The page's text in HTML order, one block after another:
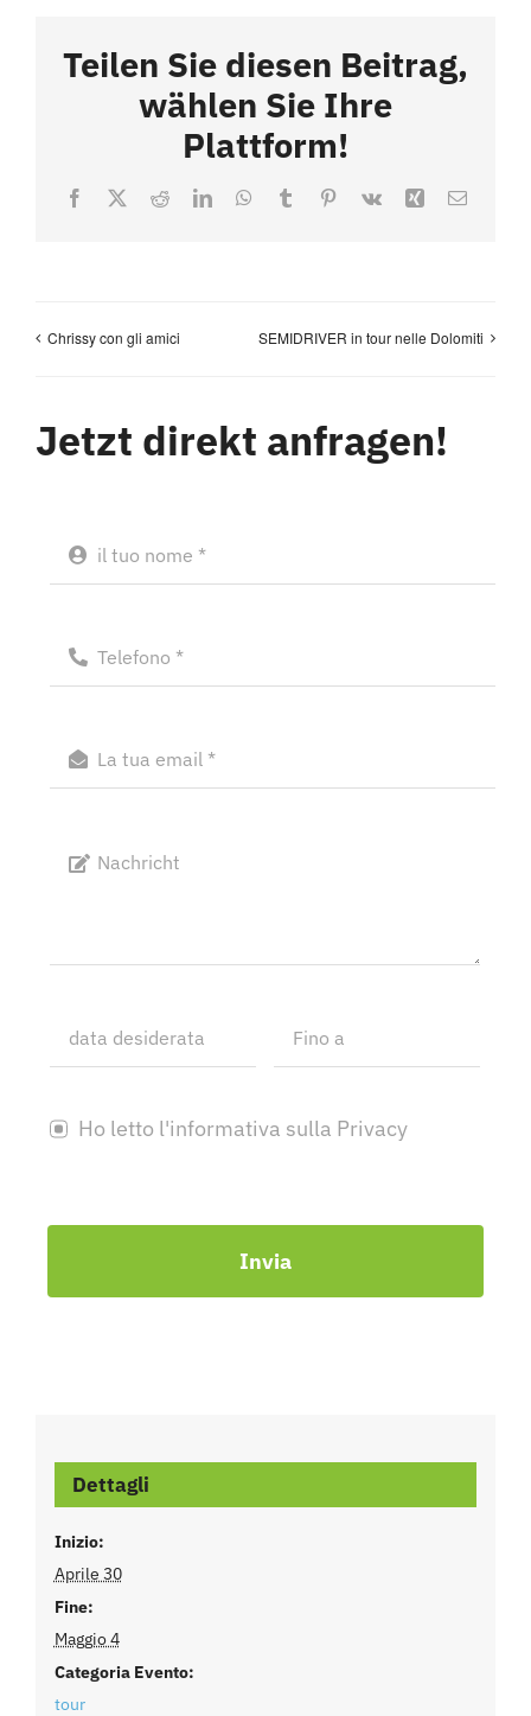
Teilen Sie diesen Beitrag,
wählen Sie Ihre
Plattform!
Facebook
X RedditLinkedInWhatsApp
TumblrPinterest
Vk Xing Email
Chrissy con gli amici SEMIDRIVER in tour nelle Dolomiti
Jetzt direkt anfragen!
Ho letto l'informativa sulla Privacy
Invia
Dettagli
Inizio:
Aprile 30
Fine:
Maggio 4
Categoria Evento:
tour